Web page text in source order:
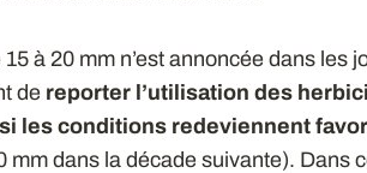
à 20 mm n’est annoncée dans les
de reporter l’utilisation des
les conditions redeviennent
mm dans la décade suivante). Dans